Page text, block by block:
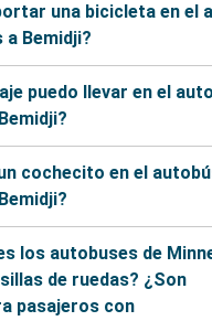
una bicicleta en el
a Bemidji?
puedo llevar en el
cochecito en el
los autobuses de
de ruedas? ¿Son
pasajeros con